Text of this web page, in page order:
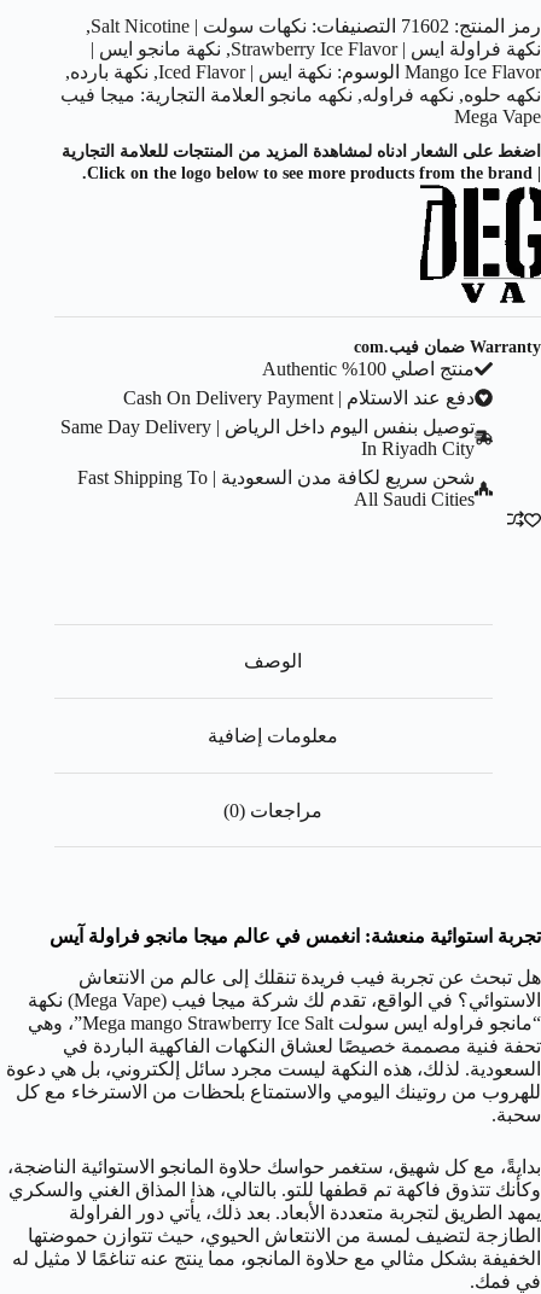
رمز المنتج: 71602 التصنيفات: نكهات سولت | Salt Nicotine
,
نكهة فراولة ايس | Strawberry Ice Flavor
, نكهة مانجو ايس |
Mango Ice Flavor الوسوم: نكهة ايس | Iced Flavor , نكهة بارده,
نكهه حلوه, نكهه فراوله, نكهه مانجو العلامة التجارية: ميجا فيب
Mega Vape
اضغط على الشعار ادناه لمشاهدة المزيد من المنتجات للعلامة التجارية
Warranty ضمان فيب.com
منتج اصلي 100% Authentic
دفع عند الاستلام | Cash On Delivery Payment
توصيل بنفس اليوم داخل الرياض | Same Day Delivery
In Riyadh City
شحن سريع لكافة مدن السعودية | Fast Shipping To
All Saudi Cities
الوصف
معلومات إضافية
مراجعات (0)
تجربة استوائية منعشة: انغمس في عالم ميجا مانجو فراولة آيس
هل تبحث عن تجربة فيب فريدة تنقلك إلى عالم من الانتعاش
الاستوائي؟ في الواقع، تقدم لك شركة ميجا فيب (Mega Vape) نكهة
“مانجو فراوله ايس سولت Mega mango Strawberry Ice Salt”، وهي
تحفة فنية مصممة خصيصًا لعشاق النكهات الفاكهية الباردة في
السعودية. لذلك، هذه النكهة ليست مجرد سائل إلكتروني، بل هي دعوة
للهروب من روتينك اليومي والاستمتاع بلحظات من الاسترخاء مع كل
سحبة.
بدايةً، مع كل شهيق، ستغمر حواسك حلاوة المانجو الاستوائية الناضجة،
وكأنك تتذوق فاكهة تم قطفها للتو. بالتالي، هذا المذاق الغني والسكري
يمهد الطريق لتجربة متعددة الأبعاد. بعد ذلك، يأتي دور الفراولة
الطازجة لتضيف لمسة من الانتعاش الحيوي، حيث تتوازن حموضتها
الخفيفة بشكل مثالي مع حلاوة المانجو، مما ينتج عنه تناغمًا لا مثيل له
في فمك.